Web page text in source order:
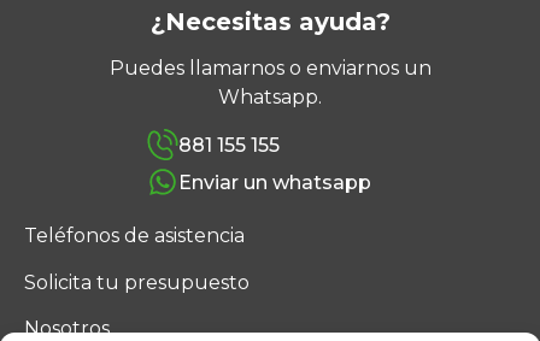
¿Necesitas ayuda?
Puedes llamarnos o enviarnos un
Whatsapp.
881 155 155
Enviar un whatsapp
Teléfonos de asistencia
Solicita tu presupuesto
Nosotros